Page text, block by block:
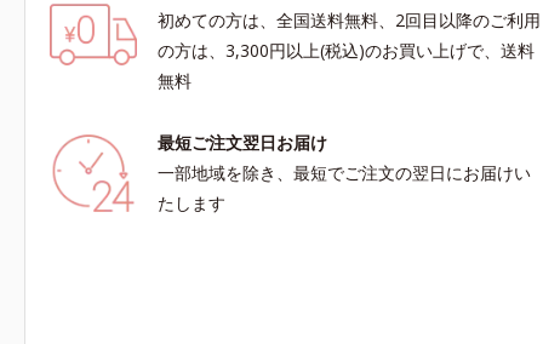
初めての方は、全国送料無料、2回目以降のご利用
の方は、3,300円以上(税込)のお買い上げで、送料
無料
最短ご注文翌日お届け
一部地域を除き、最短でご注文の翌日にお届けい
たします